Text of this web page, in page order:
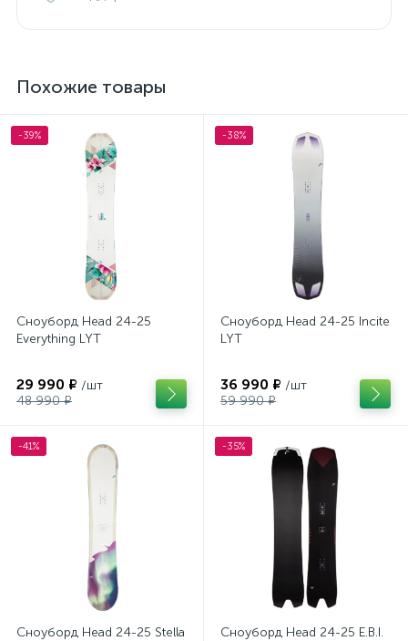
Похожие товары
-39%
Сноуборд Head 24-25
Everything LYT
29 990 ₽ /шт
48 990 ₽
-38%
Сноуборд Head 24-25 Incite
LYT
36 990 ₽ /шт
59 990 ₽
-41%
Сноуборд Head 24-25 Stella
-35%
Сноуборд Head 24-25 E.B.I.